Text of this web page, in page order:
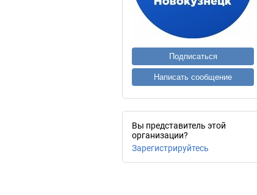
Подписаться
Написать сообщение
Вы представитель этой
организации?
Зарегистрируйтесь